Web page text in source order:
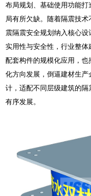
布局规划、基础使用功能
局有所欠缺。随着隔震技
震隔震安全规划纳入核心
实用性与安全性，行业整
配套构件的规模化应用，
化方向发展，倒逼建材生
计，适配不同层级建筑的
有序发展。